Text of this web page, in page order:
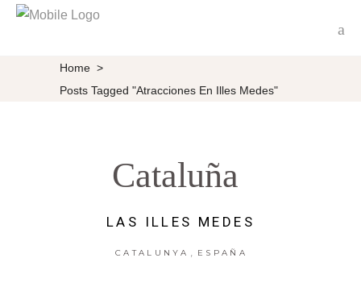
Home >
Posts Tagged "atracciones En Illes Medes"
Cataluña
LAS ILLES MEDES
CATALUNYA ESPAÑA